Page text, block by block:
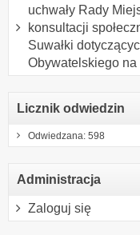
uchwały Rady
konsultacji
Suwałki
Obywatelskiego na
Licznik odwiedzin
Odwiedzana: 598
Administracja
Zaloguj się